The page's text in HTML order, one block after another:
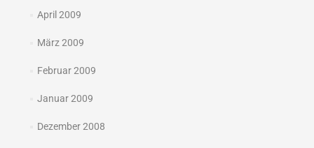
April 2009
März 2009
Februar 2009
Januar 2009
Dezember 2008